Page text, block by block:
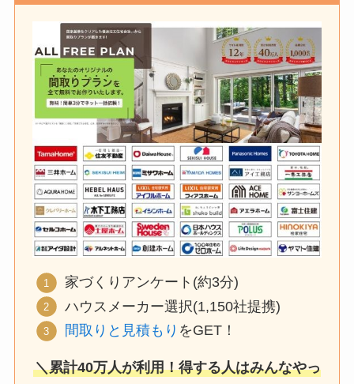
家づくりアンケート(約3分)
ハウスメーカー選択(1,150社提携)
間取りと見積もり をGET！
＼累計40万人が利用！得する人はみんなやっ